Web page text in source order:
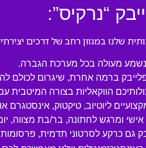
“נרקיס”:
שלנו במגוון רחב של דרכים
שנשמע מעולה בכל מערכת הגברה.
ברמה אחרת, שיגרום לכולם
הווקאליות בצורה המיטבית
ליוטיוב, טיקטוק,
אישי ומרגש לחתונה, בר/בת מצווה,
גם כרקע לסרטוני תדמית, פרסומות